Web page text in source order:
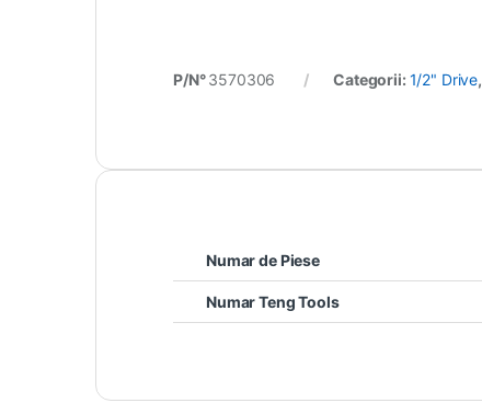
P/N°3570306 Categorii: 1/2" Drive,
Numar de Piese
Numar Teng Tools